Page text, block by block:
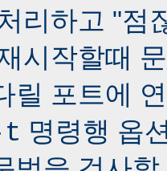
리하고 "점
시작할때
릴 포트에
t 명령행 옵